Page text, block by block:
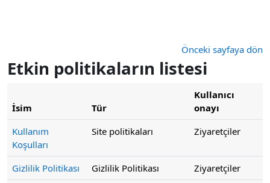
Önceki sayfaya dön
Etkin politikaların listesi
İsim Tür
Kullanıcı
onayı
Kullanım
Koşulları
Site politikaları Ziyaretçiler
Gizlilik Politikası Gizlilik Politikası
Ziyaretçiler